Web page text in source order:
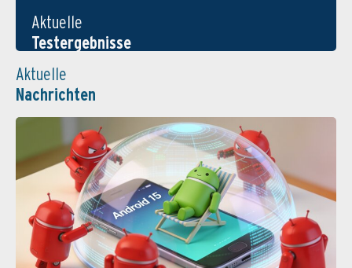
Aktuelle
Testergebnisse
Aktuelle
Nachrichten